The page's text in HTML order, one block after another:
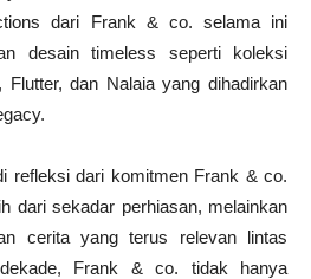
dari Frank & co. selama ini
desain timeless seperti koleksi
Flutter, dan Nalaia yang dihadirkan
refleksi dari komitmen Frank & co.
dari sekadar perhiasan, melainkan
cerita yang terus relevan lintas
Frank & co. tidak hanya